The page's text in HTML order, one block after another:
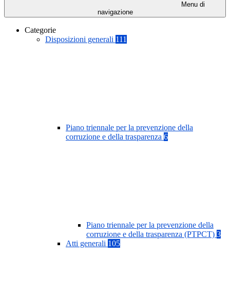
Menu di
navigazione
Categorie
Disposizioni generali 111
Piano triennale per la prevenzione della
corruzione e della trasparenza 6
Piano triennale per la prevenzione della
corruzione e della trasparenza (PTPCT) 3
Atti generali 105